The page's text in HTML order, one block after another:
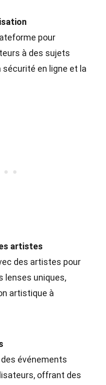
pour
à des sujets
en ligne et la
artistes
des artistes pour
lenses uniques,
artistique à
événements
offrant des